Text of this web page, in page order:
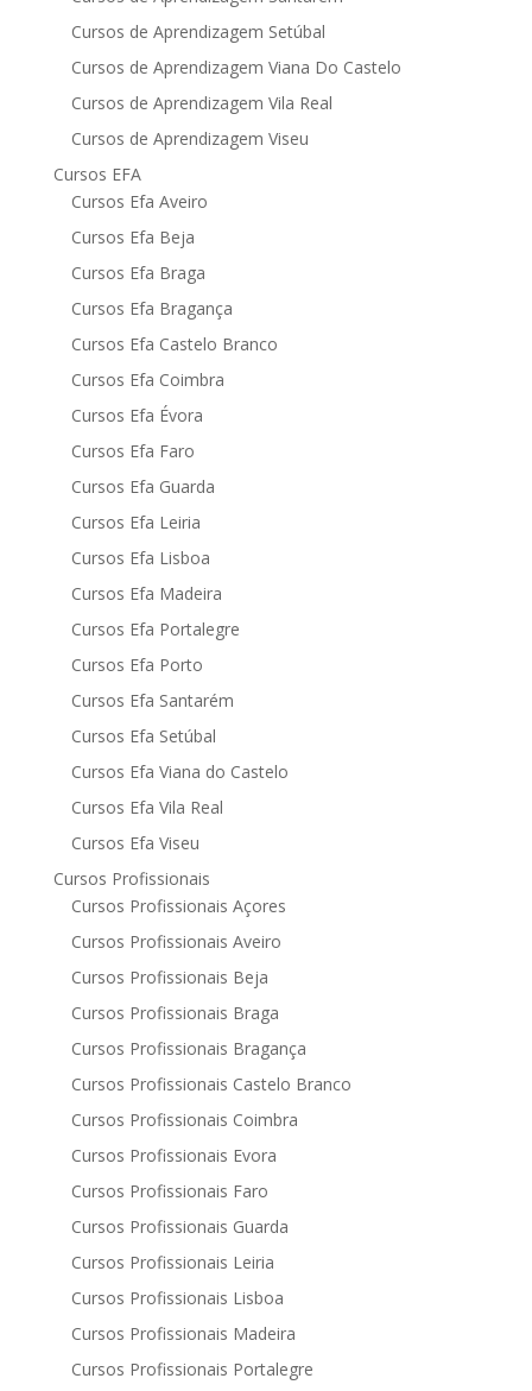
Cursos de Aprendizagem Setúbal
Cursos de Aprendizagem Viana Do Castelo
Cursos de Aprendizagem Vila Real
Cursos de Aprendizagem Viseu
Cursos EFA
Cursos Efa Aveiro
Cursos Efa Beja
Cursos Efa Braga
Cursos Efa Bragança
Cursos Efa Castelo Branco
Cursos Efa Coimbra
Cursos Efa Évora
Cursos Efa Faro
Cursos Efa Guarda
Cursos Efa Leiria
Cursos Efa Lisboa
Cursos Efa Madeira
Cursos Efa Portalegre
Cursos Efa Porto
Cursos Efa Santarém
Cursos Efa Setúbal
Cursos Efa Viana do Castelo
Cursos Efa Vila Real
Cursos Efa Viseu
Cursos Profissionais
Cursos Profissionais Açores
Cursos Profissionais Aveiro
Cursos Profissionais Beja
Cursos Profissionais Braga
Cursos Profissionais Bragança
Cursos Profissionais Castelo Branco
Cursos Profissionais Coimbra
Cursos Profissionais Evora
Cursos Profissionais Faro
Cursos Profissionais Guarda
Cursos Profissionais Leiria
Cursos Profissionais Lisboa
Cursos Profissionais Madeira
Cursos Profissionais Portalegre